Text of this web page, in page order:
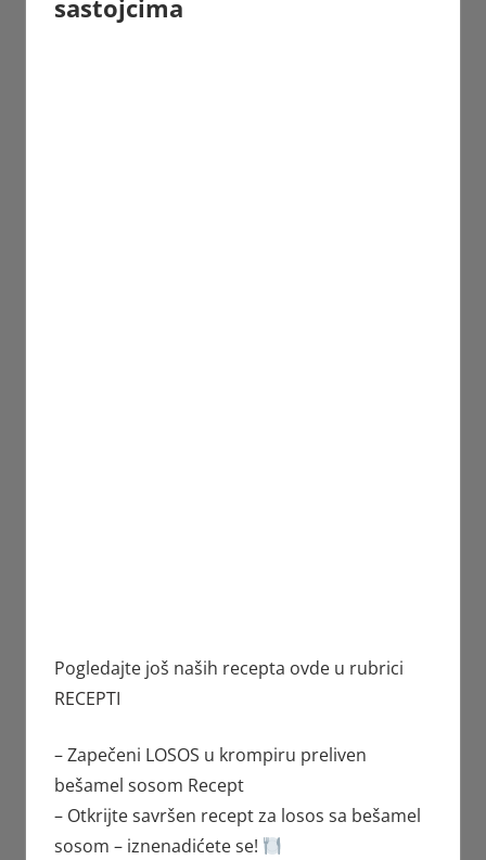
sastojcima
Pogledajte još naših recepta ovde u rubrici
RECEPTI
– Zapečeni LOSOS u krompiru preliven
bešamel sosom Recept
– Otkrijte savršen recept za losos sa bešamel
sosom – iznenadićete se!